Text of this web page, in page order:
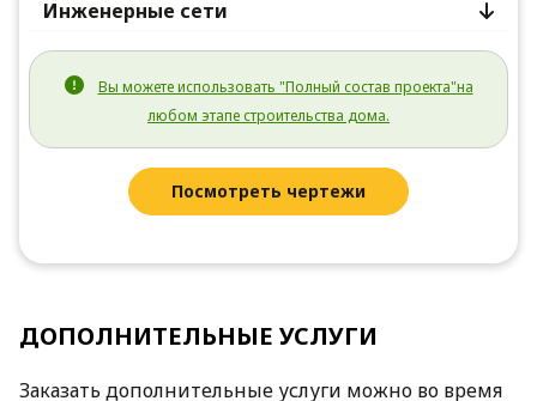
Инженерные сети
Вы можете использовать "Полный состав проекта"на
любом этапе строительства дома.
Посмотреть чертежи
ДОПОЛНИТЕЛЬНЫЕ УСЛУГИ
Заказать дополнительные услуги можно во время